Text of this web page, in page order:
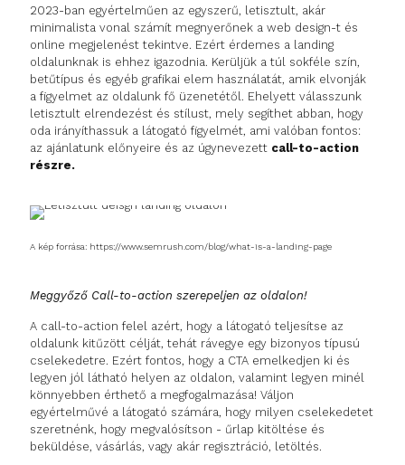
2023-ban egyértelműen az egyszerű, letisztult, akár
minimalista vonal számít megnyerőnek a web design-t és
online megjelenést tekintve. Ezért érdemes a landing
oldalunknak is ehhez igazodnia. Kerüljük a túl sokféle szín,
betűtípus és egyéb grafikai elem használatát, amik elvonják
a figyelmet az oldalunk fő üzenetétől. Ehelyett válasszunk
letisztult elrendezést és stílust, mely segíthet abban, hogy
oda irányíthassuk a látogató figyelmét, ami valóban fontos:
az ajánlatunk előnyeire és az úgynevezett call-to-action
részre.
A kép forrása: https://www.semrush.com/blog/what-is-a-landing-page
Meggyőző Call-to-action szerepeljen az oldalon!
A call-to-action felel azért, hogy a látogató teljesítse az
oldalunk kitűzött célját, tehát rávegye egy bizonyos típusú
cselekedetre. Ezért fontos, hogy a CTA emelkedjen ki és
legyen jól látható helyen az oldalon, valamint legyen minél
könnyebben érthető a megfogalmazása! Váljon
egyértelművé a látogató számára, hogy milyen cselekedetet
szeretnénk, hogy megvalósítson - űrlap kitöltése és
beküldése, vásárlás, vagy akár regisztráció, letöltés.